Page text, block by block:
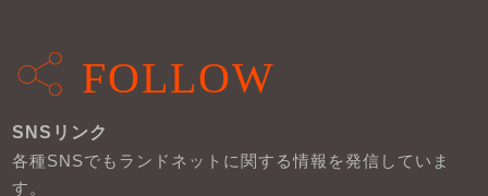
FOLLOW
SNSリンク
各種SNSでもランドネットに関する情報を発信していま
す。